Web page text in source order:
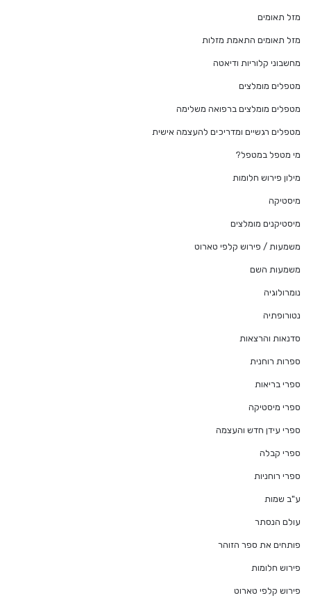
מזל תאומים
מזל תאומים התאמת מזלות
מחשבוני קלוריות ודיאטה
מטפלים מומלצים
מטפלים מומלצים ברפואה משלימה
מטפלים רגשיים ומדריכים להעצמה אישית
מי מטפל במטפל?
מילון פירוש חלומות
מיסטיקה
מיסטיקנים מומלצים
משמעות / פירוש קלפי טארוט
משמעות השם
נומרולוגיה
נטורופתיה
סדנאות והרצאות
ספרות רוחנית
ספרי בריאות
ספרי מיסטיקה
ספרי עידן חדש והעצמה
ספרי קבלה
ספרי רוחניות
ע"ב שמות
עולם הנסתר
פותחים את ספר הזוהר
פירוש חלומות
פירוש קלפי טארוט